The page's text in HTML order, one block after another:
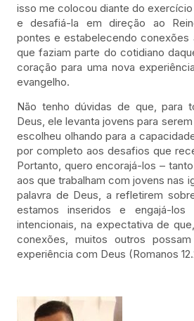
isso me colocou diante do
e desafiá-la em direção ao
pontes e estabelecendo conexões
que faziam parte do cotidiano
coração para uma nova
evangelho.
Não tenho dúvidas de que, para
Deus, ele levanta jovens para
escolheu olhando para a
por completo aos desafios que
Portanto, quero encorajá-los –
aos que trabalham com jovens nas
palavra de Deus, a refletirem
estamos inseridos e engajá-los
intencionais, na expectativa de
conexões, muitos outros
experiência com Deus (Romanos